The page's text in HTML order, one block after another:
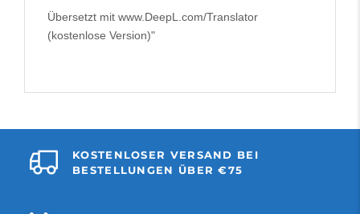
Übersetzt mit www.DeepL.com/Translator
(kostenlose Version)"
KOSTENLOSER VERSAND BEI
BESTELLUNGEN ÜBER €75